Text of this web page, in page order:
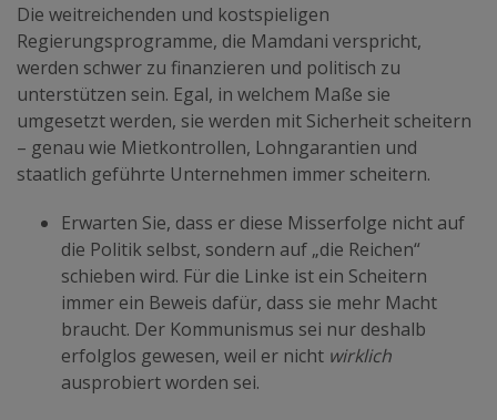
Die weitreichenden und kostspieligen
Regierungsprogramme, die Mamdani verspricht,
werden schwer zu finanzieren und politisch zu
unterstützen sein. Egal, in welchem Maße sie
umgesetzt werden, sie werden mit Sicherheit scheitern
– genau wie Mietkontrollen, Lohngarantien und
staatlich geführte Unternehmen immer scheitern.
Erwarten Sie, dass er diese Misserfolge nicht auf
die Politik selbst, sondern auf „die Reichen“
schieben wird. Für die Linke ist ein Scheitern
immer ein Beweis dafür, dass sie mehr Macht
braucht. Der Kommunismus sei nur deshalb
erfolglos gewesen, weil er nicht wirklich
ausprobiert worden sei.